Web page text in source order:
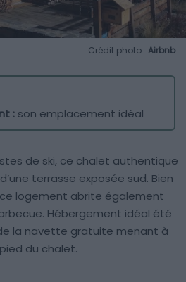
Crédit photo : Airbnb
: son emplacement idéal
de ski, ce chalet authentique
terrasse exposée sud. Bien
logement abrite également
Hébergement idéal été
la navette gratuite menant à
du chalet.